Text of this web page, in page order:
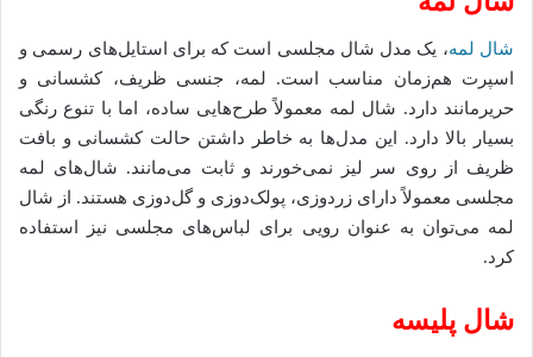
شال لمه، یک مدل شال مجلسی است که برای استایل‌های رسمی و
اسپرت هم‌زمان مناسب است. لمه، جنسی ظریف، کشسانی و
حریرمانند دارد. شال لمه معمولاً طرح‌هایی ساده، اما با تنوع رنگی
بسیار بالا دارد. این مدل‌ها به خاطر داشتن حالت کشسانی و بافت
ظریف از روی سر لیز نمی‌خورند و ثابت می‌مانند. شال‌های لمه
مجلسی معمولاً دارای زردوزی، پولک‌دوزی و گل‌دوزی هستند. از شال
لمه می‌توان به عنوان رویی برای لباس‌های مجلسی نیز استفاده
کرد.
شال پلیسه